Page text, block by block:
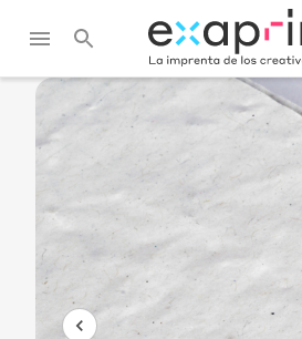
Exaprint Tarjetas
Tarjetas
postales
/